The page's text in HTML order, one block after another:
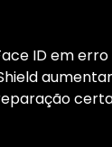
ID em erro